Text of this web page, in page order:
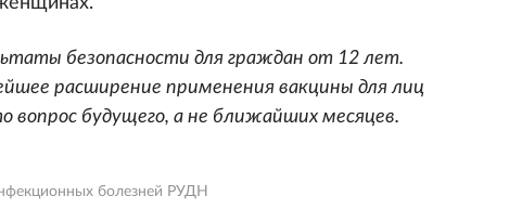
безопасности для граждан от 12 лет.
расширение применения вакцины для лиц
вопрос будущего, а не ближайших месяцев.
болезней РУДН